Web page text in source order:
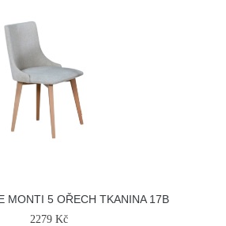
MONTI 5 OŘECH TKANINA 17B
2279 Kč